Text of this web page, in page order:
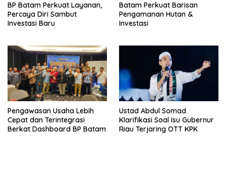
BP Batam Perkuat Layanan,
Percaya Diri Sambut
Investasi Baru
Batam Perkuat Barisan
Pengamanan Hutan &
Investasi
Pengawasan Usaha Lebih
Cepat dan Terintegrasi
Berkat Dashboard BP Batam
Ustad Abdul Somad
Klarifikasi Soal Isu Gubernur
Riau Terjaring OTT KPK